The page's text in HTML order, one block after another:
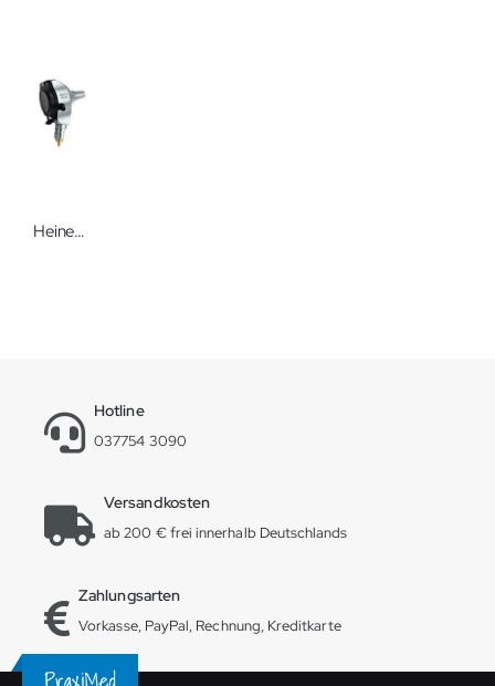
Heine Beta 400 F.O. Otoskop 2,5 ohne Griff
Hotline
037754 3090
Versandkosten
ab 200 € frei innerhalb Deutschlands
Zahlungsarten
Vorkasse, PayPal, Rechnung, Kreditkarte